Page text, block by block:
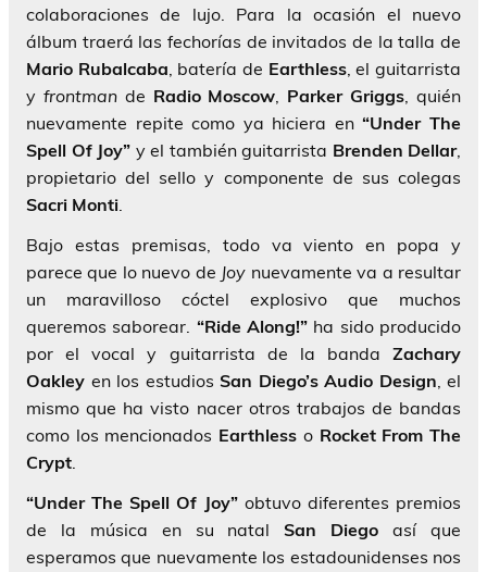
colaboraciones de lujo. Para la ocasión el nuevo
álbum traerá las fechorías de invitados de la talla de
Mario Rubalcaba, batería de Earthless, el guitarrista
y frontmande Radio Moscow, Parker Griggs, quién
nuevamente repite como ya hiciera en“Under The
Spell Of Joy” y el también guitarrista Brenden Dellar,
propietario del sello y componente de sus colegas
Sacri Monti.
Bajo estas premisas, todo va viento en popa y
parece que lo nuevo de Joy nuevamente va a resultar
un maravilloso cóctel explosivo que muchos
queremos saborear. “Ride Along!” ha sido producido
por el vocal y guitarrista de la banda Zachary
Oakley en los estudios San Diego’s Audio Design, el
mismo que ha visto nacer otros trabajos de bandas
como los mencionados Earthless o Rocket From The
Crypt.
“Under The Spell Of Joy” obtuvo diferentes premios
de la música en su natalSan Diego así que
esperamos que nuevamente los estadounidenses nos